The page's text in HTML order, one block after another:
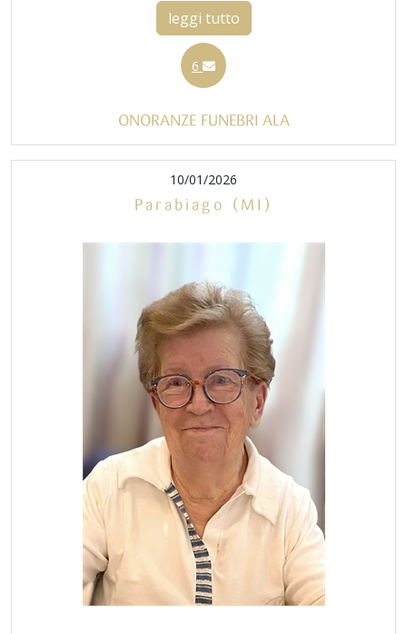
leggi tutto
6
ONORANZE FUNEBRI ALA
10/01/2026
Parabiago (MI)